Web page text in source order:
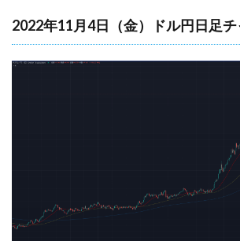
2022年11月4日（金）ドル円日足チ